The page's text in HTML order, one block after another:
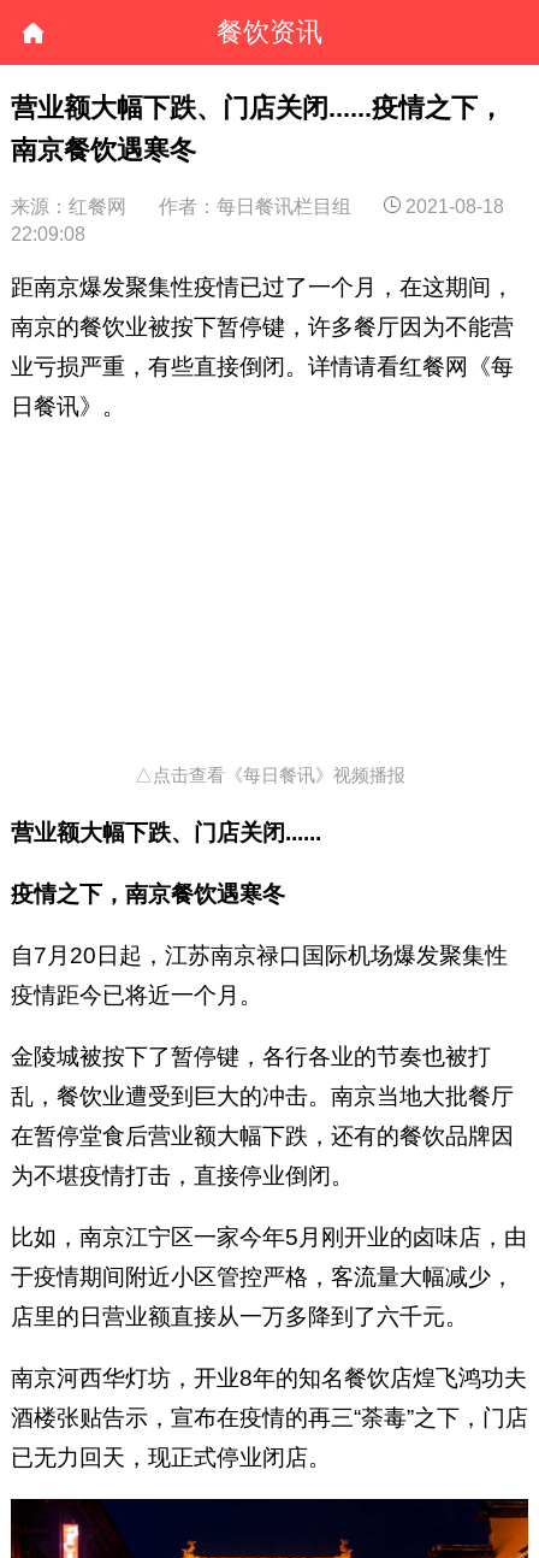
餐饮资讯
营业额大幅下跌、门店关闭......疫情之下，
南京餐饮遇寒冬
来源：红餐网 作者：每日餐讯栏目组
2021-08-18
22:09:08
距南京爆发聚集性疫情已过了一个月，在这期间，
南京的餐饮业被按下暂停键，许多餐厅因为不能营
业亏损严重，有些直接倒闭。详情请看红餐网《每
日餐讯》。
△点击查看《每日餐讯》视频播报
营业额大幅下跌、门店关闭......
疫情之下，南京餐饮遇寒冬
自7月20日起，江苏南京禄口国际机场爆发聚集性
疫情距今已将近一个月。
金陵城被按下了暂停键，各行各业的节奏也被打
乱，餐饮业遭受到巨大的冲击。南京当地大批餐厅
在暂停堂食后营业额大幅下跌，还有的餐饮品牌因
为不堪疫情打击，直接停业倒闭。
比如，南京江宁区一家今年5月刚开业的卤味店，由
于疫情期间附近小区管控严格，客流量大幅减少，
店里的日营业额直接从一万多降到了六千元。
南京河西华灯坊，开业8年的知名餐饮店煌飞鸿功夫
酒楼张贴告示，宣布在疫情的再三“荼毒”之下，门店
已无力回天，现正式停业闭店。